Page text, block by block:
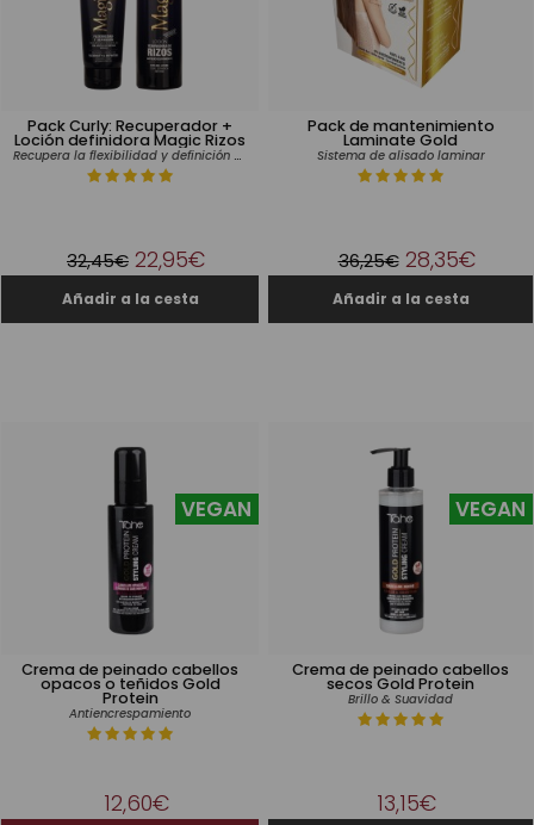
Pack Curly: Recuperador +
Loción definidora Magic Rizos
Recupera la flexibilidad y definición del cabello rizado
32,45€ 22,95€
Pack de mantenimiento
Laminate Gold
Sistema de alisado laminar
36,25€ 28,35€
Crema de peinado cabellos
opacos o teñidos Gold
Protein
Antiencrespamiento
VEGAN
12,60€
Crema de peinado cabellos
secos Gold Protein
Brillo & Suavidad
VEGAN
13,15€